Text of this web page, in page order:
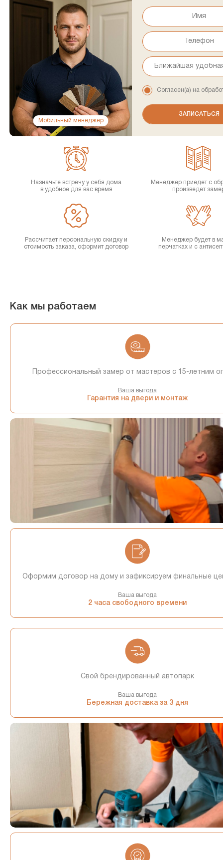
Мобильный менеджер
Согласен(а) на
Назначьте встречу у себя дома
в удобное для вас время
Менеджер приедет с
произведет
Рассчитает персональную скидку и
стоимость заказа, оформит договор
Менеджер будет в
перчатках и с
Как мы работаем
Профессиональный замер от мастеров с 15-летним
Ваша выгода
Гарантия на двери и монтаж
Оформим договор на дому и зафиксируем финальные
Ваша выгода
2 часа свободного времени
Свой брендированный автопарк
Ваша выгода
Бережная доставка за 3 дня